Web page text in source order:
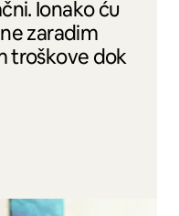
Ionako ću
zaradim
troškove dok